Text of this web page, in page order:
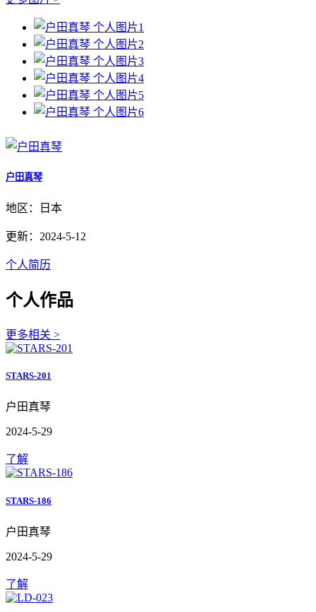
户田真琴
地区：日本
更新：2024-5-12
个人简历
个人作品
更多相关 >
STARS-201
户田真琴
2024-5-29
了解
STARS-186
户田真琴
2024-5-29
了解